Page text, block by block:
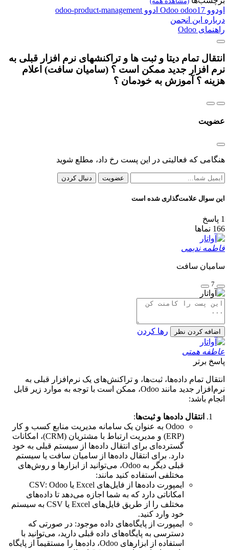
اودوو Odoo odoo17 ادوو odoo-product-management
درباره این انجمن
راهنمای Odoo
انتقال تمام دیتا و ثبت ها و تراکنشهای نرم افزار قبلی به
نرم افزار جدید ممکن است ؟ (سامیان سافت) اعلام
هزینه ؟ آموزش به خودمان ؟
عضویت
هنگامی که فعالیتی در این پست رخ داد، مطلع شوید
عضویت دنبال کردن
این سوال علامت‌گذاری شده است
1 پاسخ
166 نماها
فاطمه ندیمی
سامیان سافت
7
اضافه کردن نظر رها کردن
عاطفه همتی
پاسخ برتر
انتقال تمام داده‌ها، ثبت‌ها، و تراکنش‌های یک نرم‌افزار قبلی به
نرم‌افزار جدید مانند Odoo، ممکن است با توجه به موارد زیر قابل
انجام باشد:
انتقال داده‌ها و ثبت‌ها:
Odoo به عنوان یک سامانه مدیریت منابع کسب و کار
(ERP) و مدیریت ارتباط با مشتریان (CRM)، امکانات
گسترده‌ای برای انتقال داده‌ها از سیستم قبلی به خود
دارد. برای انتقال داده‌ها از سامیان سافت یا سیستم
قبلی دیگر به Odoo، می‌توانید از ابزارها و روش‌های
مختلفی استفاده کنید مانند:
ایمپورت داده‌ها از فایل‌های Excel یا CSV: Odoo
امکاناتی دارد که به شما اجازه می‌دهد تا داده‌های
مختلف را از طریق فایل‌های Excel یا CSV به سیستم
خود وارد کنید.
ایمپورت از پایگاه‌های داده موجود: در صورتی که
دسترسی به پایگاه‌های داده قبلی دارید، می‌توانید با
استفاده از ابزارهای Odoo، داده‌ها را مستقیماً از پایگاه